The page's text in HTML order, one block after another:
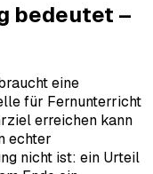
bedeutet –
eine
für Fernunterricht
erreichen kann
echter
nicht ist: ein Urteil